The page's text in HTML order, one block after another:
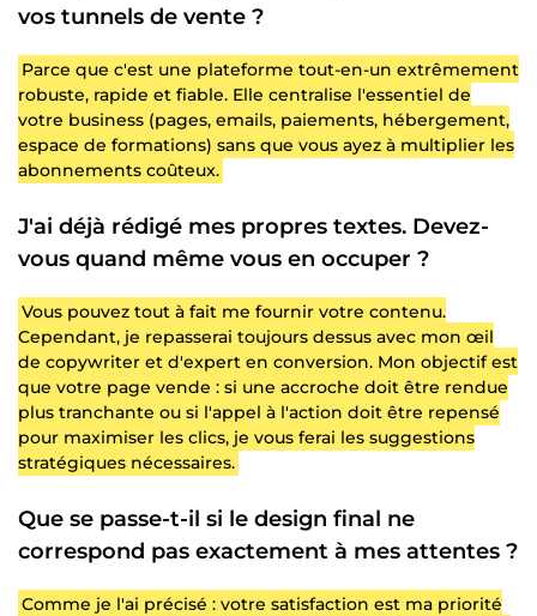
vos tunnels de vente ?
Parce que c'est une plateforme tout-en-un extrêmement
robuste, rapide et fiable. Elle centralise l'essentiel de
votre business (pages, emails, paiements, hébergement,
espace de formations) sans que vous ayez à multiplier les
abonnements coûteux.
J'ai déjà rédigé mes propres textes. Devez-
vous quand même vous en occuper ?
Vous pouvez tout à fait me fournir votre contenu.
Cependant, je repasserai toujours dessus avec mon œil
de copywriter et d'expert en conversion. Mon objectif est
que votre page vende : si une accroche doit être rendue
plus tranchante ou si l'appel à l'action doit être repensé
pour maximiser les clics, je vous ferai les suggestions
stratégiques nécessaires.
Que se passe-t-il si le design final ne
correspond pas exactement à mes attentes ?
Comme je l'ai précisé : votre satisfaction est ma priorité